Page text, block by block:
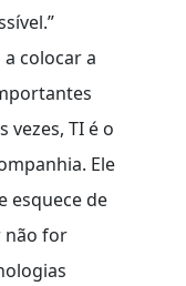
colocar a
vezes, TI é o
Ele
esquece de
não for